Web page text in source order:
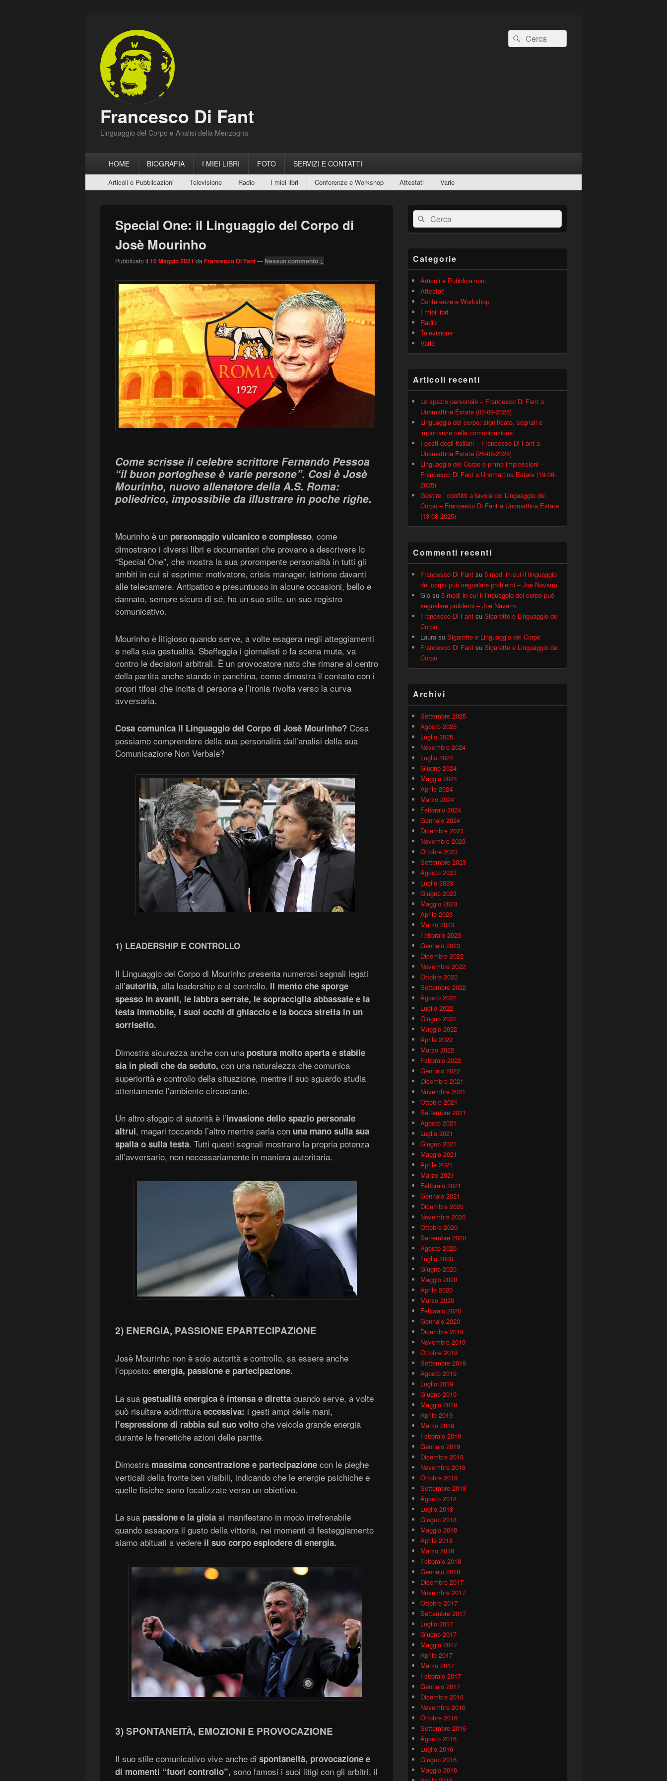
Francesco Di Fant
Linguaggio del Corpo e Analisi della Menzogna
Cerca:Cerca
principaleHOME BIOGRAFIA I MIEI LIBRI FOTO SERVIZI E CONTATTI
secondario
Articoli e Pubblicazioni Televisione Radio I miei libri Conferenze e Workshop Attestati Varie
Special One: il Linguaggio del Corpo di
Josè Mourinho
Pubblicato il 10 Maggio 2021 da Francesco Di Fant— Nessun commento ↓
Come scrisse il celebre scrittore Fernando Pessoa
“il buon portoghese è varie persone”. Così è Josè
Mourinho, nuovo allenatore della A.S. Roma:
poliedrico, impossibile da illustrare in poche righe.
Mourinho è un personaggio vulcanico e complesso, come
dimostrano i diversi libri e documentari che provano a descrivere lo
“Special One”, che mostra la sua prorompente personalità in tutti gli
ambiti in cui si esprime: motivatore, crisis manager, istrione davanti
alle telecamere. Antipatico e presuntuoso in alcune occasioni, bello e
dannato, sempre sicuro di sé, ha un suo stile, un suo registro
comunicativo.
Mourinho è litigioso quando serve, a volte esagera negli atteggiamenti
e nella sua gestualità. Sbeffeggia i giornalisti o fa scena muta, va
contro le decisioni arbitrali. È un provocatore nato che rimane al centro
della partita anche stando in panchina, come dimostra il contatto con i
propri tifosi che incita di persona e l’ironia rivolta verso la curva
avversaria.
Cosa comunica il Linguaggio del Corpo di Josè Mourinho? Cosa
possiamo comprendere della sua personalità dall’analisi della sua
Comunicazione Non Verbale?
1) LEADERSHIP E CONTROLLO
Il Linguaggio del Corpo di Mourinho presenta numerosi segnali legati
all’autorità, alla leadership e al controllo. Il mento che sporge
spesso in avanti, le labbra serrate, le sopracciglia abbassate e la
testa immobile, i suoi occhi di ghiaccio e la bocca stretta in un
sorrisetto.
Dimostra sicurezza anche con una postura molto aperta e stabile
sia in piedi che da seduto, con una naturalezza che comunica
superiorità e controllo della situazione, mentre il suo sguardo studia
attentamente l’ambiente circostante.
Un altro sfoggio di autorità è l’invasione dello spazio personale
altrui, magari toccando l’altro mentre parla con una mano sulla sua
spalla o sulla testa. Tutti questi segnali mostrano la propria potenza
all’avversario, non necessariamente in maniera autoritaria.
2) ENERGIA, PASSIONE EPARTECIPAZIONE
Josè Mourinho non è solo autorità e controllo, sa essere anche
l’opposto: energia, passione e partecipazione.
La sua gestualità energica è intensa e diretta quando serve, a volte
può risultare addirittura eccessiva: i gesti ampi delle mani,
l’espressione di rabbia sul suo volto che veicola grande energia
durante le frenetiche azioni delle partite.
Dimostra massima concentrazione e partecipazione con le pieghe
verticali della fronte ben visibili, indicando che le energie psichiche e
quelle fisiche sono focalizzate verso un obiettivo.
La sua passione e la gioia si manifestano in modo irrefrenabile
quando assapora il gusto della vittoria, nei momenti di festeggiamento
siamo abituati a vedere il suo corpo esplodere di energia.
3) SPONTANEITÀ, EMOZIONI E PROVOCAZIONE
Il suo stile comunicativo vive anche di spontaneità, provocazione e
di momenti “fuori controllo”, sono famosi i suoi litigi con gli arbitri, il
Area
widget
barra
laterale
Cerca:Cerca
Categorie
Articoli e Pubblicazioni
Attestati
Conferenze e Workshop
I miei libri
Radio
Televisione
Varie
Articoli recenti
Lo spazio personale – Francesco Di Fant a
Unomattina Estate (02-09-2025)
Linguaggio del corpo: significato, segnali e
importanza nella comunicazione
I gesti degli italiani – Francesco Di Fant a
Unomattina Estate (26-08-2025)
Linguaggio del Corpo e prime impressioni –
Francesco Di Fant a Unomattina Estate (19-08-
2025)
Gestire i conflitti a tavola col Linguaggio del
Corpo – Francesco Di Fant a Unomattina Estate
(13-08-2025)
Commenti recenti
Francesco Di Fant su 5 modi in cui il linguaggio
del corpo può segnalare problemi – Joe Navarro
Gio su 5 modi in cui il linguaggio del corpo può
segnalare problemi – Joe Navarro
Francesco Di Fant su Sigarette e Linguaggio del
Corpo
Laura su Sigarette e Linguaggio del Corpo
Francesco Di Fant su Sigarette e Linguaggio del
Corpo
Archivi
Settembre 2025
Agosto 2025
Luglio 2025
Novembre 2024
Luglio 2024
Giugno 2024
Maggio 2024
Aprile 2024
Marzo 2024
Febbraio 2024
Gennaio 2024
Dicembre 2023
Novembre 2023
Ottobre 2023
Settembre 2023
Agosto 2023
Luglio 2023
Giugno 2023
Maggio 2023
Aprile 2023
Marzo 2023
Febbraio 2023
Gennaio 2023
Dicembre 2022
Novembre 2022
Ottobre 2022
Settembre 2022
Agosto 2022
Luglio 2022
Giugno 2022
Maggio 2022
Aprile 2022
Marzo 2022
Febbraio 2022
Gennaio 2022
Dicembre 2021
Novembre 2021
Ottobre 2021
Settembre 2021
Agosto 2021
Luglio 2021
Giugno 2021
Maggio 2021
Aprile 2021
Marzo 2021
Febbraio 2021
Gennaio 2021
Dicembre 2020
Novembre 2020
Ottobre 2020
Settembre 2020
Agosto 2020
Luglio 2020
Giugno 2020
Maggio 2020
Aprile 2020
Marzo 2020
Febbraio 2020
Gennaio 2020
Dicembre 2019
Novembre 2019
Ottobre 2019
Settembre 2019
Agosto 2019
Luglio 2019
Giugno 2019
Maggio 2019
Aprile 2019
Marzo 2019
Febbraio 2019
Gennaio 2019
Dicembre 2018
Novembre 2018
Ottobre 2018
Settembre 2018
Agosto 2018
Luglio 2018
Giugno 2018
Maggio 2018
Aprile 2018
Marzo 2018
Febbraio 2018
Gennaio 2018
Dicembre 2017
Novembre 2017
Ottobre 2017
Settembre 2017
Luglio 2017
Giugno 2017
Maggio 2017
Aprile 2017
Marzo 2017
Febbraio 2017
Gennaio 2017
Dicembre 2016
Novembre 2016
Ottobre 2016
Settembre 2016
Agosto 2016
Luglio 2016
Giugno 2016
Maggio 2016